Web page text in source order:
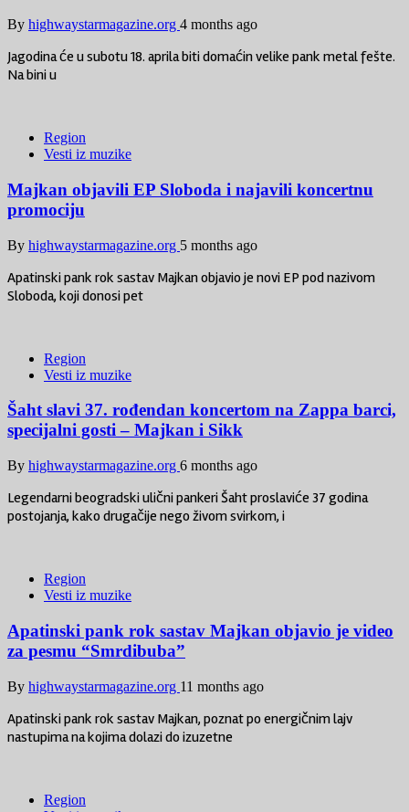
By highwaystarmagazine.org 4 months ago
Jagodina će u subotu 18. aprila biti domaćin velike pank metal fešte.
Na bini u
Region
Vesti iz muzike
Majkan objavili EP Sloboda i najavili koncertnu
promociju
By highwaystarmagazine.org 5 months ago
Apatinski pank rok sastav Majkan objavio je novi EP pod nazivom
Sloboda, koji donosi pet
Region
Vesti iz muzike
Šaht slavi 37. rođendan koncertom na Zappa barci,
specijalni gosti – Majkan i Sikk
By highwaystarmagazine.org 6 months ago
Legendarni beogradski ulični pankeri Šaht proslaviće 37 godina
postojanja, kako drugačije nego živom svirkom, i
Region
Vesti iz muzike
Apatinski pank rok sastav Majkan objavio je video
za pesmu “Smrdibuba”
By highwaystarmagazine.org 11 months ago
Apatinski pank rok sastav Majkan, poznat po energičnim lajv
nastupima na kojima dolazi do izuzetne
Region